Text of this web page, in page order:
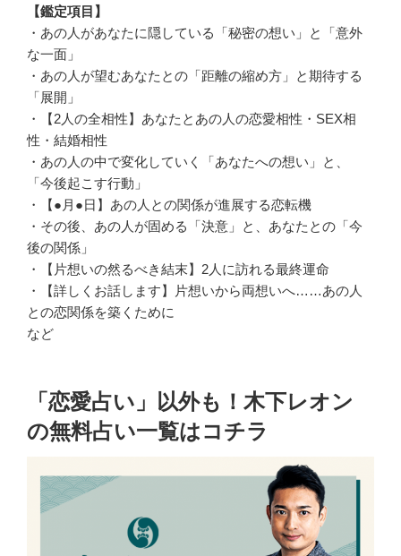
【鑑定項目】
・あの人があなたに隠している「秘密の想い」と「意外
な一面」
・あの人が望むあなたとの「距離の縮め方」と期待する
「展開」
・【2人の全相性】あなたとあの人の恋愛相性・SEX相
性・結婚相性
・あの人の中で変化していく「あなたへの想い」と、
「今後起こす行動」
・【●月●日】あの人との関係が進展する恋転機
・その後、あの人が固める「決意」と、あなたとの「今
後の関係」
・【片想いの然るべき結末】2人に訪れる最終運命
・【詳しくお話します】片想いから両想いへ……あの人
との恋関係を築くために
など
「恋愛占い」以外も！木下レオン
の無料占い一覧はコチラ